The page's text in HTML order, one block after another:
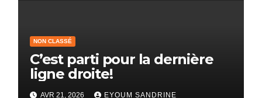
NON CLASSÉ
C’est parti pour la dernière
ligne droite!
AVR 21, 2026 EYOUM SANDRINE